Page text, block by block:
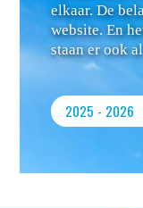
elkaar. De
website. En
staan er ook
2025 - 2026